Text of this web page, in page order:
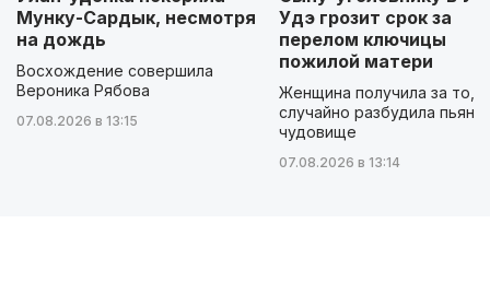
Мунку-Сардык, несмотря
на дождь
Восхождение совершила
Вероника Рябова
07.08.2026 в 13:15
Удэ грозит срок за
перелом ключицы
пожилой матери
Женщина получила за то,
случайно разбудила
чудовище
07.08.2026 в 13:14